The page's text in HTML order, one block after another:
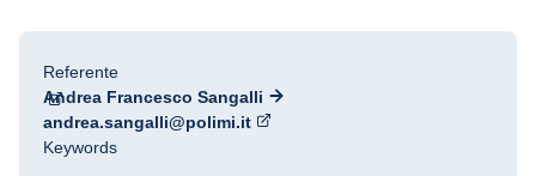
Referente
Andrea Francesco Sangalli
andrea.sangalli@polimi.it
Keywords